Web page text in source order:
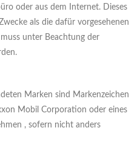
oder aus dem Internet. Dieses
als die dafür vorgesehenen
unter Beachtung der
Marken sind Markenzeichen
Mobil Corporation oder eines
, sofern nicht anders